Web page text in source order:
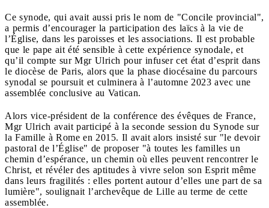
Ce synode, qui avait aussi pris le nom de "Concile provincial",
a permis d’encourager la participation des laïcs à la vie de
l’Église, dans les paroisses et les associations. Il est probable
que le pape ait été sensible à cette expérience synodale, et
qu’il compte sur Mgr Ulrich pour infuser cet état d’esprit dans
le diocèse de Paris, alors que la phase diocésaine du parcours
synodal se poursuit et culminera à l’automne 2023 avec une
assemblée conclusive au Vatican.
Alors vice-président de la conférence des évêques de France,
Mgr Ulrich avait participé à la seconde session du Synode sur
la Famille à Rome en 2015. Il avait alors insisté sur "le devoir
pastoral de l’Église" de proposer "à toutes les familles un
chemin d’espérance, un chemin où elles peuvent rencontrer le
Christ, et révéler des aptitudes à vivre selon son Esprit même
dans leurs fragilités : elles portent autour d’elles une part de sa
lumière", soulignait l’archevêque de Lille au terme de cette
assemblée.